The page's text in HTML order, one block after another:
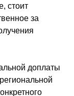
стоит
за
доплаты